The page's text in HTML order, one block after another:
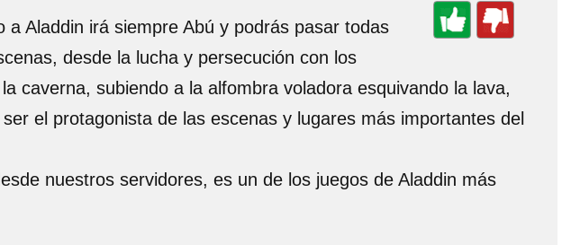
Aladdin irá siempre Abú y podrás pasar todas
desde la lucha y persecución con los
caverna, subiendo a la alfombra voladora esquivando la lava,
el protagonista de las escenas y lugares más importantes del
nuestros servidores, es un de los juegos de Aladdin más